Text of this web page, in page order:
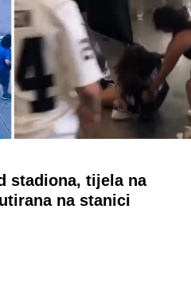
stadiona, tijela na
na stanici